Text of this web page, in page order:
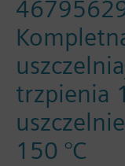
trzpienia
150 °C